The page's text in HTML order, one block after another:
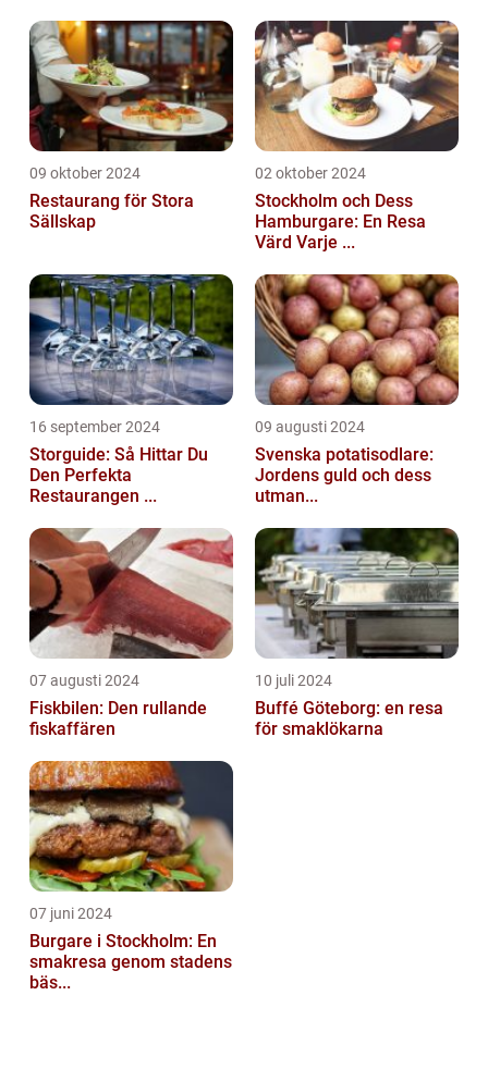
09 oktober 2024
Restaurang för Stora
Sällskap
02 oktober 2024
Stockholm och Dess
Hamburgare: En Resa
Värd Varje ...
16 september 2024
Storguide: Så Hittar Du
Den Perfekta
Restaurangen ...
09 augusti 2024
Svenska potatisodlare:
Jordens guld och dess
utman...
07 augusti 2024
Fiskbilen: Den rullande
fiskaffären
10 juli 2024
Buffé Göteborg: en resa
för smaklökarna
07 juni 2024
Burgare i Stockholm: En
smakresa genom stadens
bäs...